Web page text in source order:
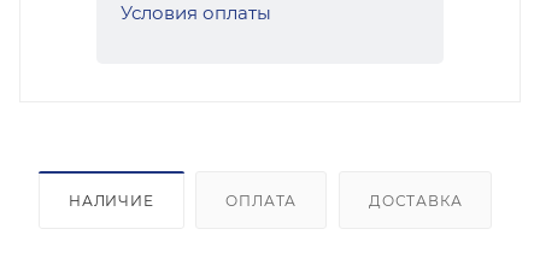
Условия оплаты
НАЛИЧИЕ ОПЛАТА ДОСТАВКА